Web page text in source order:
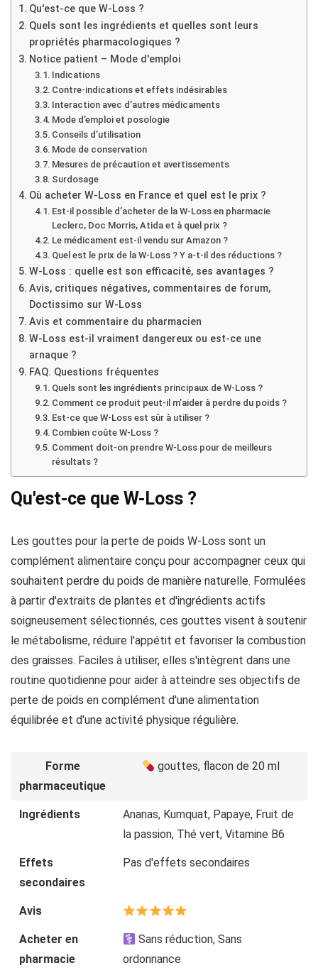
Qu'est-ce que W-Loss ?
Quels sont les ingrédients et quelles sont leurs
propriétés pharmacologiques ?
Notice patient – Mode d'emploi
Indications
Contre-indications et effets indésirables
Interaction avec d’autres médicaments
Mode d’emploi et posologie
Conseils d’utilisation
Mode de conservation
Mesures de précaution et avertissements
Surdosage
Où acheter W-Loss en France et quel est le prix ?
Est-il possible d’acheter de la W-Loss en pharmacie
Leclerc, Doc Morris, Atida et à quel prix ?
Le médicament est-il vendu sur Amazon ?
Quel est le prix de la W-Loss ? Y a-t-il des réductions ?
W-Loss : quelle est son efficacité, ses avantages ?
Avis, critiques négatives, commentaires de forum,
Doctissimo sur W-Loss
Avis et commentaire du pharmacien
W-Loss est-il vraiment dangereux ou est-ce une
arnaque ?
FAQ. Questions fréquentes
Quels sont les ingrédients principaux de W-Loss ?
Comment ce produit peut-il m’aider à perdre du poids ?
Est-ce que W-Loss est sûr à utiliser ?
Combien coûte W-Loss ?
Comment doit-on prendre W-Loss pour de meilleurs
résultats ?
Qu'est-ce que W-Loss ?
Les gouttes pour la perte de poids W-Loss sont un
complément alimentaire conçu pour accompagner ceux qui
souhaitent perdre du poids de manière naturelle. Formulées
à partir d'extraits de plantes et d'ingrédients actifs
soigneusement sélectionnés, ces gouttes visent à soutenir
le métabolisme, réduire l'appétit et favoriser la combustion
des graisses. Faciles à utiliser, elles s'intègrent dans une
routine quotidienne pour aider à atteindre ses objectifs de
perte de poids en complément d'une alimentation
équilibrée et d'une activité physique régulière.
Forme
pharmaceutique
gouttes, flacon de 20 ml
Ingrédients
Ananas, Kumquat, Papaye, Fruit de
la passion, Thé vert, Vitamine B6
Effets
secondaires
Pas d'effets secondaires
Avis
Acheter en
pharmacie
Sans réduction, Sans
ordonnance